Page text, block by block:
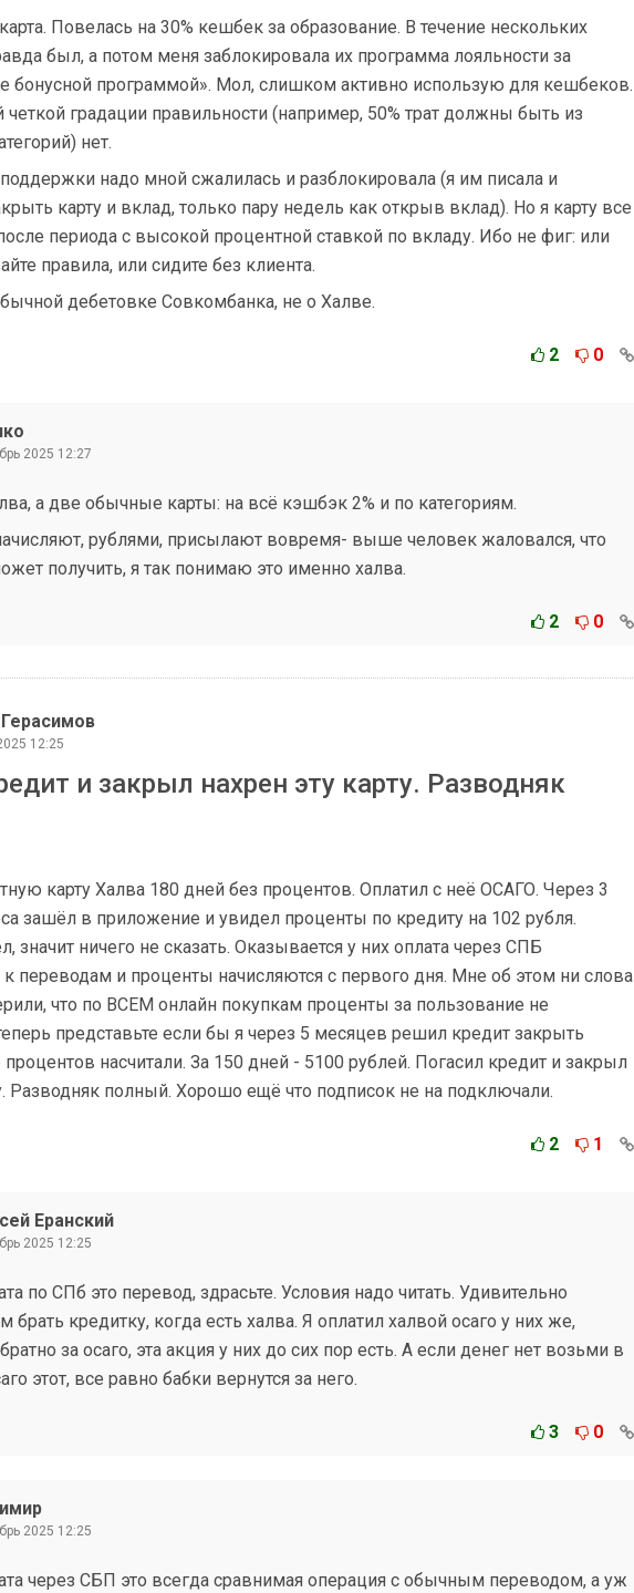
Повелась на 30% кешбек за образование. В течение нескольких
был, а потом меня заблокировала их программа лояльности за
бонусной программой». Мол, слишком активно использую для кешбеков.
градации правильности (например, 50% трат должны быть из
нет.
надо мной сжалилась и разблокировала (я им писала и
карту и вклад, только пару недель как открыв вклад). Но я карту все
периода с высокой процентной ставкой по вкладу. Ибо не фиг: или
правила, или сидите без клиента.
дебетовке Совкомбанка, не о Халве.
2 0
2025 12:27
а две обычные карты: на всё кэшбэк 2% и по категориям.
рублями, присылают вовремя- выше человек жаловался, что
получить, я так понимаю это именно халва.
2 0
12:25
и закрыл нахрен эту карту. Разводняк
карту Халва 180 дней без процентов. Оплатил с неё ОСАГО. Через 3
зашёл в приложение и увидел проценты по кредиту на 102 рубля.
значит ничего не сказать. Оказывается у них оплата через СПБ
к переводам и проценты начисляются с первого дня. Мне об этом ни слова
что по ВСЕМ онлайн покупкам проценты за пользование не
представьте если бы я через 5 месяцев решил кредит закрыть
насчитали. За 150 дней - 5100 рублей. Погасил кредит и закрыл
Разводняк полный. Хорошо ещё что подписок не на подключали.
2 1
Еранский
2025 12:25
по СПб это перевод, здрасьте. Условия надо читать. Удивительно
брать кредитку, когда есть халва. Я оплатил халвой осаго у них же,
за осаго, эта акция у них до сих пор есть. А если денег нет возьми в
этот, все равно бабки вернутся за него.
3 0
2025 12:25
через СБП это всегда сравнимая операция с обычным переводом, а уж